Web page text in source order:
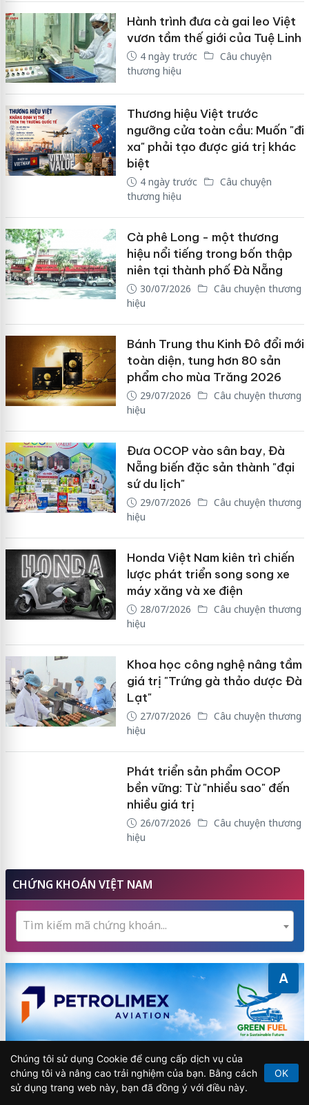
A
Hành trình đưa cà gai leo Việt
vươn tầm thế giới của Tuệ Linh
4 ngày trước
Câu chuyện
thương hiệu
Thương hiệu Việt trước
ngưỡng cửa toàn cầu: Muốn "đi
xa" phải tạo được giá trị khác
biệt
4 ngày trước
Câu chuyện
thương hiệu
Cà phê Long - một thương
hiệu nổi tiếng trong bốn thập
niên tại thành phố Đà Nẵng
30/07/2026
Câu chuyện thương
hiệu
Bánh Trung thu Kinh Đô đổi mới
toàn diện, tung hơn 80 sản
phẩm cho mùa Trăng 2026
29/07/2026
Câu chuyện thương
hiệu
Đưa OCOP vào sân bay, Đà
Nẵng biến đặc sản thành "đại
sứ du lịch"
29/07/2026
Câu chuyện thương
hiệu
Honda Việt Nam kiên trì chiến
lược phát triển song song xe
máy xăng và xe điện
28/07/2026
Câu chuyện thương
hiệu
Khoa học công nghệ nâng tầm
giá trị "Trứng gà thảo dược Đà
Lạt"
27/07/2026
Câu chuyện thương
hiệu
Phát triển sản phẩm OCOP
bền vững: Từ "nhiều sao" đến
nhiều giá trị
26/07/2026
Câu chuyện thương
hiệu
CHỨNG KHOÁN VIỆT NAM
Tìm kiếm mã chứng khoán...
Chúng tôi sử dụng Cookie để cung cấp dịch vụ của
chúng tôi và nâng cao trải nghiệm của bạn. Bằng cách
sử dụng trang web này, bạn đã đồng ý với điều này.
OK